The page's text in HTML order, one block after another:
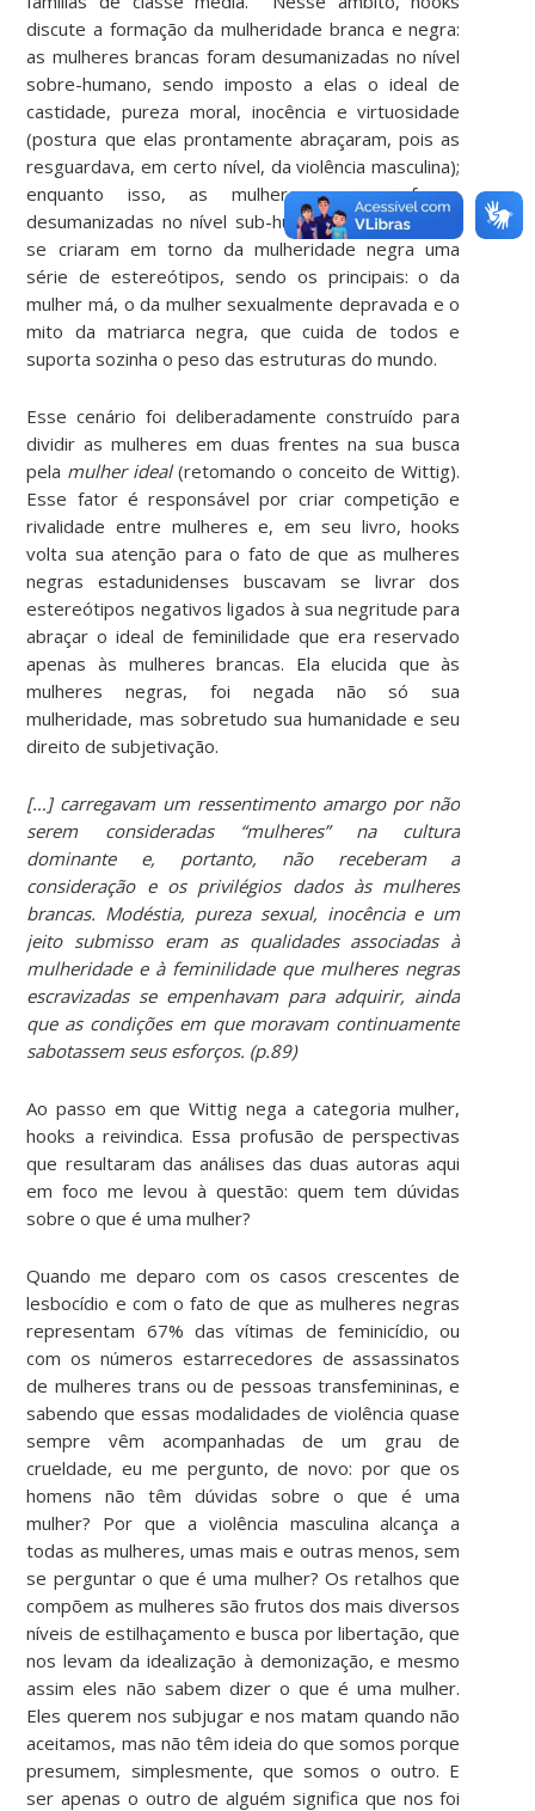
discute a formação da mulheridade branca e negra:
as mulheres brancas foram desumanizadas no nível
sobre-humano, sendo imposto a elas o ideal de
castidade, pureza moral, inocência e virtuosidade
(postura que elas prontamente abraçaram, pois as
resguardava, em certo nível, da violência masculina);
enquanto isso, as mulheres negras foram
desumanizadas no nível sub-humano, uma vez que
se criaram em torno da mulheridade negra uma
série de estereótipos, sendo os principais: o da
mulher má, o da mulher sexualmente depravada e o
mito da matriarca negra, que cuida de todos e
suporta sozinha o peso das estruturas do mundo.
Esse cenário foi deliberadamente construído para
dividir as mulheres em duas frentes na sua busca
pela mulher ideal(retomando o conceito de Wittig).
Esse fator é responsável por criar competição e
rivalidade entre mulheres e, em seu livro, hooks
volta sua atenção para o fato de que as mulheres
negras estadunidenses buscavam se livrar dos
estereótipos negativos ligados à sua negritude para
abraçar o ideal de feminilidade que era reservado
apenas às mulheres brancas. Ela elucida que às
mulheres negras, foi negada não só sua
mulheridade, mas sobretudo sua humanidade e seu
direito de subjetivação.
[…] carregavam um ressentimento amargo por não
serem consideradas “mulheres” na cultura
dominante e, portanto, não receberam a
consideração e os privilégios dados às mulheres
brancas. Modéstia, pureza sexual, inocência e um
jeito submisso eram as qualidades associadas à
mulheridade e à feminilidade que mulheres negras
escravizadas se empenhavam para adquirir, ainda
que as condições em que moravam continuamente
sabotassem seus esforços. (p.89)
Ao passo em que Wittig nega a categoria mulher,
hooks a reivindica. Essa profusão de perspectivas
que resultaram das análises das duas autoras aqui
em foco me levou à questão: quem tem dúvidas
sobre o que é uma mulher?
Quando me deparo com os casos crescentes de
lesbocídio e com o fato de que as mulheres negras
representam 67% das vítimas de feminicídio, ou
com os números estarrecedores de assassinatos
de mulheres trans ou de pessoas transfemininas, e
sabendo que essas modalidades de violência quase
sempre vêm acompanhadas de um grau de
crueldade, eu me pergunto, de novo: por que os
homens não têm dúvidas sobre o que é uma
mulher? Por que a violência masculina alcança a
todas as mulheres, umas mais e outras menos, sem
se perguntar o que é uma mulher? Os retalhos que
compõem as mulheres são frutos dos mais diversos
níveis de estilhaçamento e busca por libertação, que
nos levam da idealização à demonização, e mesmo
assim eles não sabem dizer o que é uma mulher.
Eles querem nos subjugar e nos matam quando não
aceitamos, mas não têm ideia do que somos porque
presumem, simplesmente, que somos o outro. E
ser apenas o outro de alguém significa que nos foi